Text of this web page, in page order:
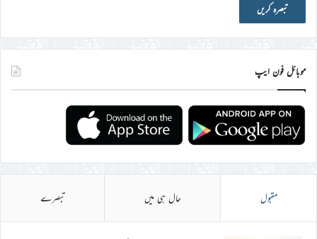
موبائل فون ایپ
مقبول حال ہی میں تبصرے